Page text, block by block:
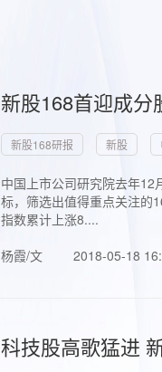
新股168首迎成
新股168研报 新股
中国上市公司研究院去年
标，筛选出值得重点关注的
指数累计上涨8....
杨霞/文
2018-05-18
科技股高歌猛进